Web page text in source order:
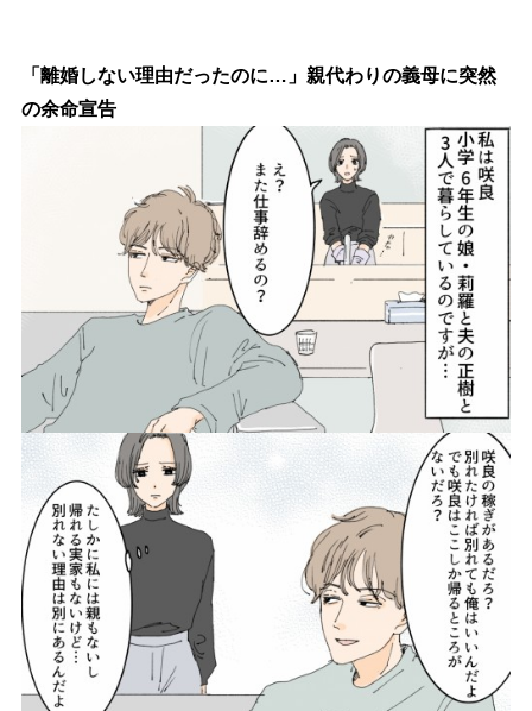
「離婚しない理由だったのに…」親代わりの義母に突然
の余命宣告